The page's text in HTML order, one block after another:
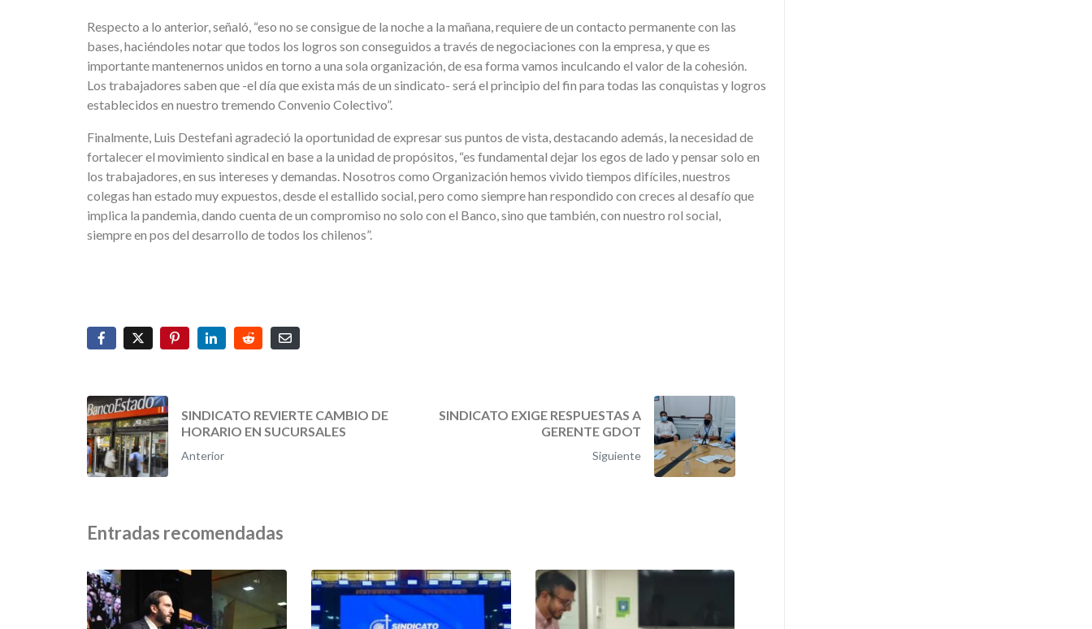
Respecto a lo anterior, señaló, “eso no se consigue de la noche a la mañana, requiere de un contacto permanente con las
bases, haciéndoles notar que todos los logros son conseguidos a través de negociaciones con la empresa, y que es
importante mantenernos unidos en torno a una sola organización, de esa forma vamos inculcando el valor de la cohesión.
Los trabajadores saben que -el día que exista más de un sindicato- será el principio del fin para todas las conquistas y logros
establecidos en nuestro tremendo Convenio Colectivo”.
Finalmente, Luis Destefani agradeció la oportunidad de expresar sus puntos de vista, destacando además, la necesidad de
fortalecer el movimiento sindical en base a la unidad de propósitos, “es fundamental dejar los egos de lado y pensar solo en
los trabajadores, en sus intereses y demandas. Nosotros como Organización hemos vivido tiempos difíciles, nuestros
colegas han estado muy expuestos, desde el estallido social, pero como siempre han respondido con creces al desafío que
implica la pandemia, dando cuenta de un compromiso no solo con el Banco, sino que también, con nuestro rol social,
siempre en pos del desarrollo de todos los chilenos”.
SINDICATO REVIERTE CAMBIO DE
HORARIO EN SUCURSALES
Anterior
SINDICATO EXIGE RESPUESTAS A
GERENTE GDOT
Siguiente
Entradas recomendadas